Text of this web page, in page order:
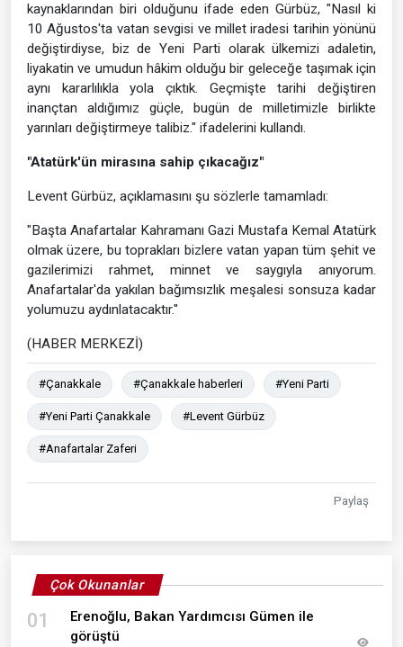
kaynaklarından biri olduğunu ifade eden Gürbüz, "Nasıl ki
10 Ağustos'ta vatan sevgisi ve millet iradesi tarihin yönünü
değiştirdiyse, biz de Yeni Parti olarak ülkemizi adaletin,
liyakatin ve umudun hâkim olduğu bir geleceğe taşımak için
aynı kararlılıkla yola çıktık. Geçmişte tarihi değiştiren
inançtan aldığımız güçle, bugün de milletimizle birlikte
yarınları değiştirmeye talibiz." ifadelerini kullandı.
"Atatürk'ün mirasına sahip çıkacağız"
Levent Gürbüz, açıklamasını şu sözlerle tamamladı:
"Başta Anafartalar Kahramanı Gazi Mustafa Kemal Atatürk
olmak üzere, bu toprakları bizlere vatan yapan tüm şehit ve
gazilerimizi rahmet, minnet ve saygıyla anıyorum.
Anafartalar'da yakılan bağımsızlık meşalesi sonsuza kadar
yolumuzu aydınlatacaktır."
(HABER MERKEZİ)
#Çanakkale #Çanakkale haberleri #Yeni Parti
#Yeni Parti Çanakkale #Levent Gürbüz
#Anafartalar Zaferi
Paylaş
Çok Okunanlar
01
Erenoğlu, Bakan Yardımcısı Gümen ile
görüştü